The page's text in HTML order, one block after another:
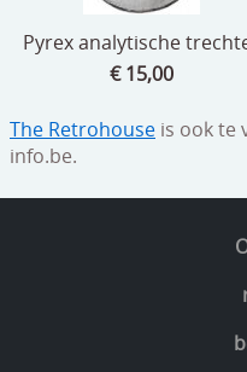
Pyrex analytische
€ 15,00
The Retrohouse is ook te
info.be.